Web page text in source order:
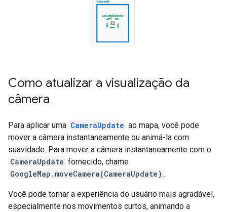
Como atualizar a visualização da
câmera
Para aplicar uma CameraUpdate ao mapa, você pode
mover a câmera instantaneamente ou animá-la com
suavidade. Para mover a câmera instantaneamente com o
CameraUpdate fornecido, chame
GoogleMap.moveCamera(CameraUpdate) .
Você pode tornar a experiência do usuário mais agradável,
especialmente nos movimentos curtos, animando a